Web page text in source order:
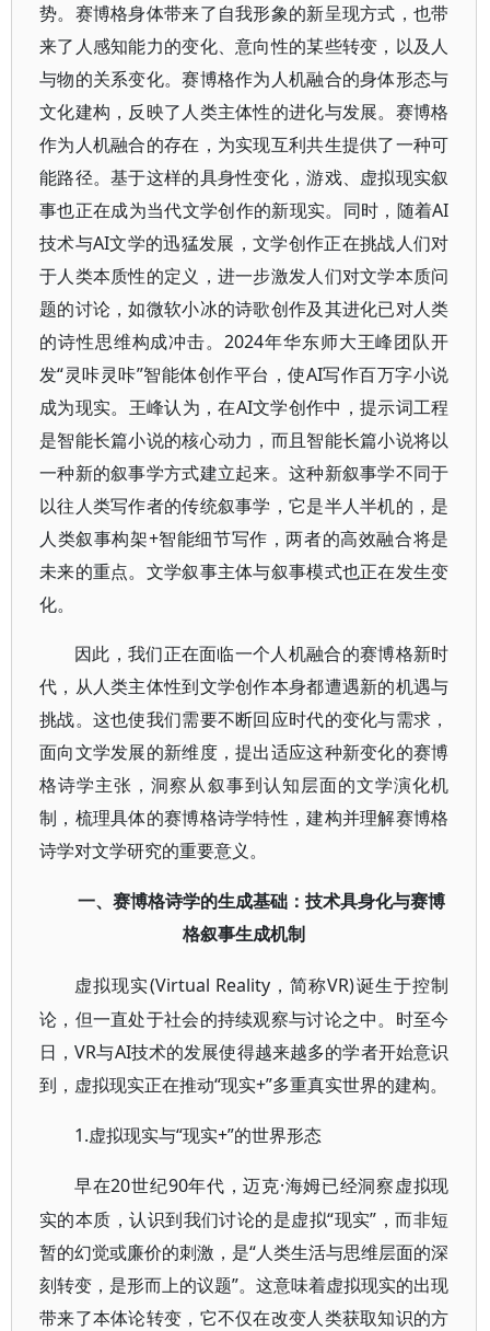
势。赛博格身体带来了自我形象的新呈现方式，也带
来了人感知能力的变化、意向性的某些转变，以及人
与物的关系变化。赛博格作为人机融合的身体形态与
文化建构，反映了人类主体性的进化与发展。赛博格
作为人机融合的存在，为实现互利共生提供了一种可
能路径。基于这样的具身性变化，游戏、虚拟现实叙
事也正在成为当代文学创作的新现实。同时，随着AI
技术与AI文学的迅猛发展，文学创作正在挑战人们对
于人类本质性的定义，进一步激发人们对文学本质问
题的讨论，如微软小冰的诗歌创作及其进化已对人类
的诗性思维构成冲击。2024年华东师大王峰团队开
发“灵咔灵咔”智能体创作平台，使AI写作百万字小说
成为现实。王峰认为，在AI文学创作中，提示词工程
是智能长篇小说的核心动力，而且智能长篇小说将以
一种新的叙事学方式建立起来。这种新叙事学不同于
以往人类写作者的传统叙事学，它是半人半机的，是
人类叙事构架+智能细节写作，两者的高效融合将是
未来的重点。文学叙事主体与叙事模式也正在发生变
化。
因此，我们正在面临一个人机融合的赛博格新时
代，从人类主体性到文学创作本身都遭遇新的机遇与
挑战。这也使我们需要不断回应时代的变化与需求，
面向文学发展的新维度，提出适应这种新变化的赛博
格诗学主张，洞察从叙事到认知层面的文学演化机
制，梳理具体的赛博格诗学特性，建构并理解赛博格
诗学对文学研究的重要意义。
一、赛博格诗学的生成基础：技术具身化与赛博
格叙事生成机制
虚拟现实(Virtual Reality，简称VR)诞生于控制
论，但一直处于社会的持续观察与讨论之中。时至今
日，VR与AI技术的发展使得越来越多的学者开始意识
到，虚拟现实正在推动“现实+”多重真实世界的建构。
1.虚拟现实与“现实+”的世界形态
早在20世纪90年代，迈克·海姆已经洞察虚拟现
实的本质，认识到我们讨论的是虚拟“现实”，而非短
暂的幻觉或廉价的刺激，是“人类生活与思维层面的深
刻转变，是形而上的议题”。这意味着虚拟现实的出现
带来了本体论转变，它不仅在改变人类获取知识的方